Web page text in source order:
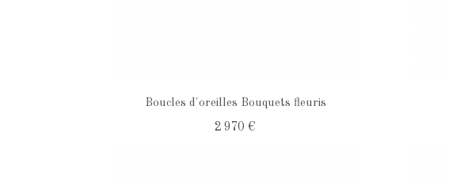
Boucles d'oreilles Bouquets fleuris
2 970 €